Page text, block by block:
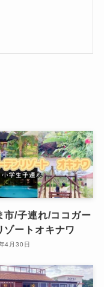
市/子連れ/ココガー
ゾートオキナワ
4月30日